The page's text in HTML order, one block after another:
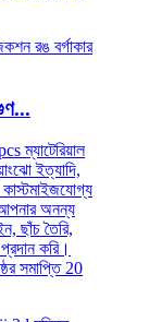
ম্যাটেরিয়াল
ইত্যাদি,
অনন্য
ছাঁচ তৈরি,
প্রদান করি।
সমাপ্তি 20